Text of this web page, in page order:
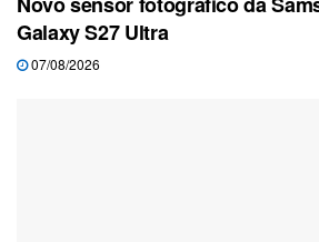
Galaxy S27 Ultra
07/08/2026